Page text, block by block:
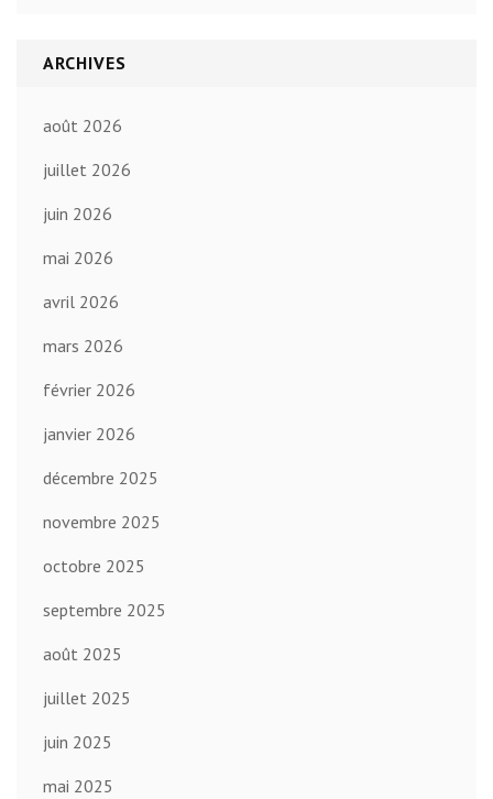
ARCHIVES
août 2026
juillet 2026
juin 2026
mai 2026
avril 2026
mars 2026
février 2026
janvier 2026
décembre 2025
novembre 2025
octobre 2025
septembre 2025
août 2025
juillet 2025
juin 2025
mai 2025